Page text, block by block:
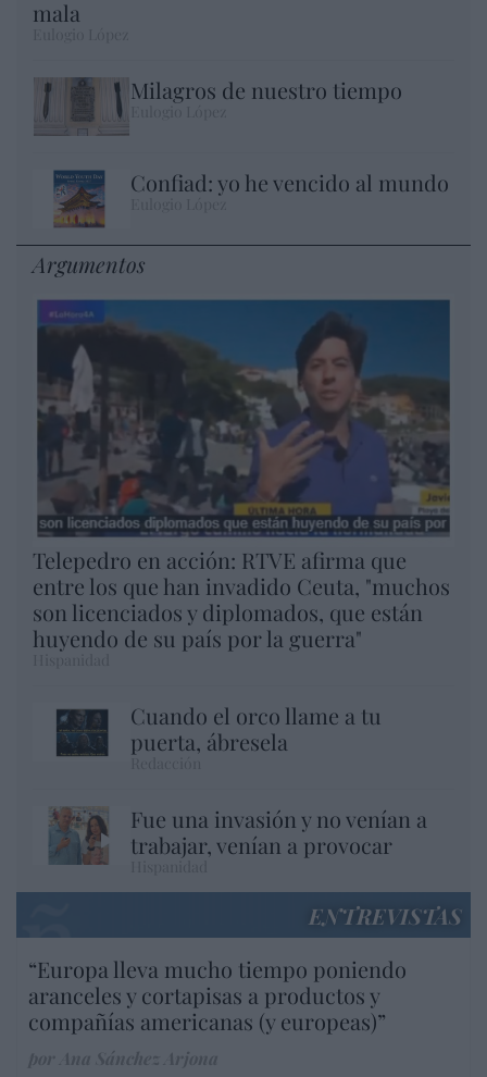
mala
Milagros de nuestro tiempo
Confiad: yo he vencido al mundo
Argumentos
Telepedro en acción: RTVE afirma que
entre los que han invadido Ceuta, "muchos
son licenciados y diplomados, que están
huyendo de su país por la guerra"
Cuando el orco llame a tu
puerta, ábresela
Fue una invasión y no venían a
trabajar, venían a provocar
ENTREVISTAS
“Europa lleva mucho tiempo poniendo
aranceles y cortapisas a productos y
compañías americanas (y europeas)”